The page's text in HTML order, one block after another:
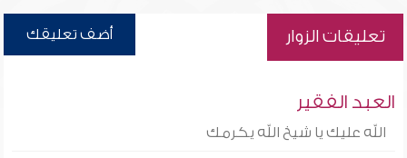
تعليقات الزوار أضف تعليقك
العبد الفقير
الله عليك يا شيخ الله يكرمك